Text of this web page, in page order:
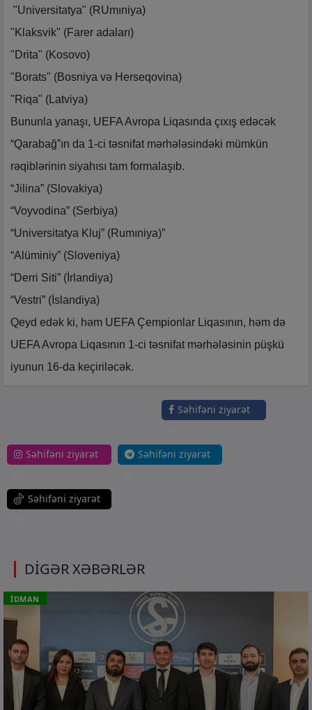
"Universitatya" (RUmıniya)
"Klaksvik" (Farer adaları)
"Drita" (Kosovo)
"Borats" (Bosniya və Herseqovina)
"Riqa" (Latviya)
Bununla yanaşı, UEFA Avropa Liqasında çıxış edəcək
“Qarabağ”ın da 1-ci təsnifat mərhələsindəki mümkün
rəqiblərinin siyahısı tam formalaşıb.
“Jilina” (Slovakiya)
“Voyvodina” (Serbiya)
“Universitatya Kluj” (Rumıniya)”
“Alüminiy” (Sloveniya)
“Derri Siti” (İrlandiya)
“Vestri” (İslandiya)
Qeyd edək ki, həm UEFA Çempionlar Liqasının, həm də
UEFA Avropa Liqasının 1-ci təsnifat mərhələsinin püşkü
iyunun 16-da keçiriləcək.
Səhifəni ziyarət
Səhifəni ziyarət
Səhifəni ziyarət
Səhifəni ziyarət
DİGƏR XƏBƏRLƏR
İDMAN